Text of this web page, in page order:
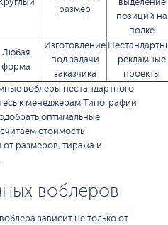
Круглый
размер
выделение
позиций на
полке
Любая
форма
Изготовление
под задачи
заказчика
рекламные
проекты
воблеры нестандартного
к менеджерам Типографии
оптимальные
стоимость
от размеров, тиража и
воблеров
зависит не только от